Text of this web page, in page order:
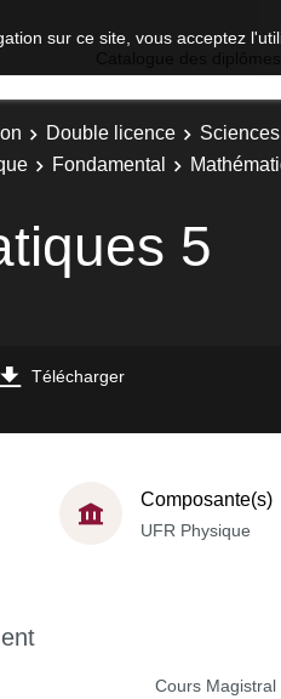
sur ce site, vous acceptez
Double licence
Fondamental
5
Télécharger
Composante(s)
UFR Physique
Cours Magistral